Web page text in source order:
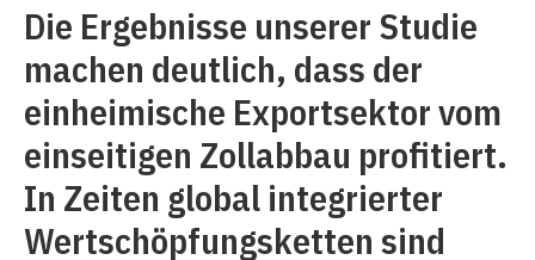
Die Ergebnisse unserer Studie
machen deutlich, dass der
einheimische Exportsektor vom
einseitigen Zollabbau profitiert.
In Zeiten global integrierter
Wertschöpfungsketten sind